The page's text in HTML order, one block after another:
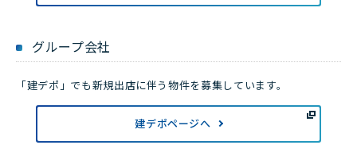
グループ会社
「建デポ」でも新規出店に伴う物件を募集しています。
建デポページへ